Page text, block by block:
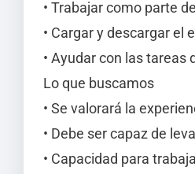
• Trabajar como parte
• Cargar y descargar el
• Ayudar con las
Lo que buscamos
• Se valorará la
• Debe ser capaz de
• Capacidad para